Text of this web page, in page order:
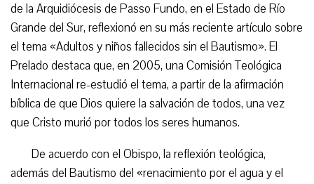
de la Arquidiócesis de Passo Fundo, en el Estado de Río
Grande del Sur, reflexionó en su más reciente artículo sobre
el tema «Adultos y niños fallecidos sin el Bautismo». El
Prelado destaca que, en 2005, una Comisión Teológica
Internacional re-estudió el tema, a partir de la afirmación
bíblica de que Dios quiere la salvación de todos, una vez
que Cristo murió por todos los seres humanos.
De acuerdo con el Obispo, la reflexión teológica,
además del Bautismo del «renacimiento por el agua y el